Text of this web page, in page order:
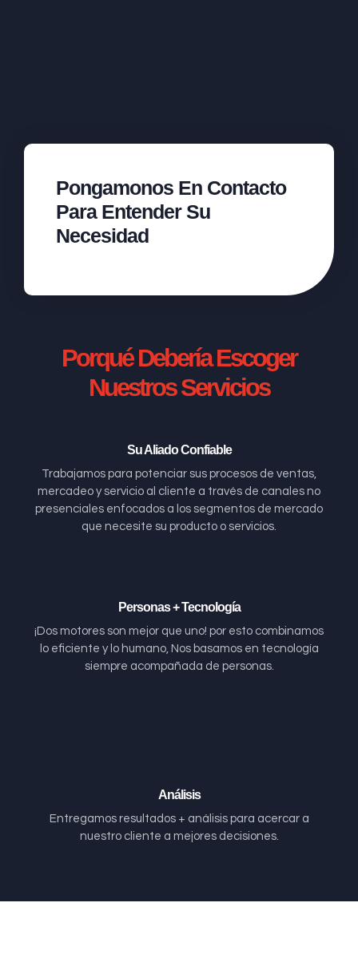
Pongamonos En Contacto
Para Entender Su
Necesidad
Porqué Debería Escoger
Nuestros Servicios
Su Aliado Confiable
Trabajamos para potenciar sus procesos de ventas,
mercadeo y servicio al cliente a través de canales no
presenciales enfocados a los segmentos de mercado
que necesite su producto o servicios.
Personas + Tecnología
¡Dos motores son mejor que uno! por esto combinamos
lo eficiente y lo humano, Nos basamos en tecnología
siempre acompañada de personas.
Análisis
Entregamos resultados + análisis para acercar a
nuestro cliente a mejores decisiones.